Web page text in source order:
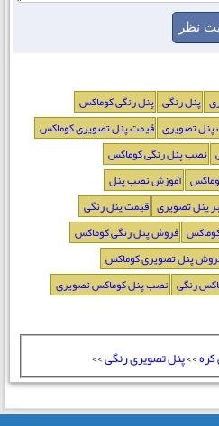
پنل رنگی پنل رنگی کوماکس
تصویری قیمت پنل تصویری کوماکس
نصب پنل رنگی کوماکس
آموزش نصب پنل
پنل تصویری قیمت پنل رنگی
فروش پنل رنگی کوماکس
پنل تصویری کوماکس
رنگی نصب پنل کوماکس تصویری
>>پنل تصویری رنگی>>